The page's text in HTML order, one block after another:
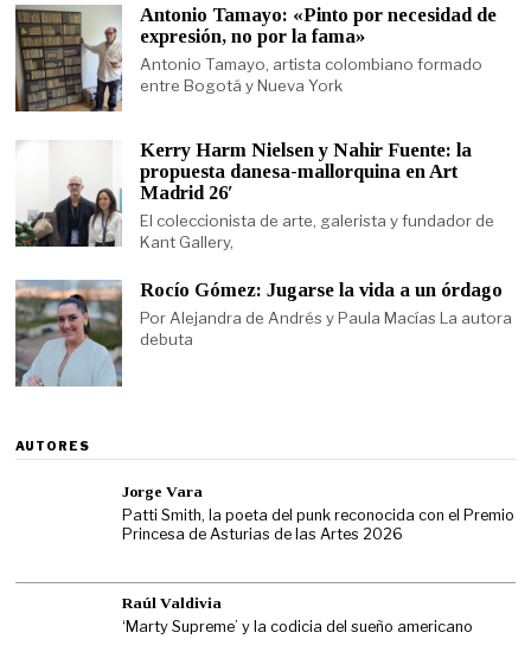
Antonio Tamayo: «Pinto por necesidad de
expresión, no por la fama»
Antonio Tamayo, artista colombiano formado
entre Bogotá y Nueva York
Kerry Harm Nielsen y Nahir Fuente: la
propuesta danesa-mallorquina en Art
Madrid 26′
El coleccionista de arte, galerista y fundador de
Kant Gallery,
Rocío Gómez: Jugarse la vida a un órdago
Por Alejandra de Andrés y Paula Macías La autora
debuta
AUTORES
Jorge Vara
Patti Smith, la poeta del punk reconocida con el Premio
Princesa de Asturias de las Artes 2026
Raúl Valdivia
‘Marty Supreme’ y la codicia del sueño americano